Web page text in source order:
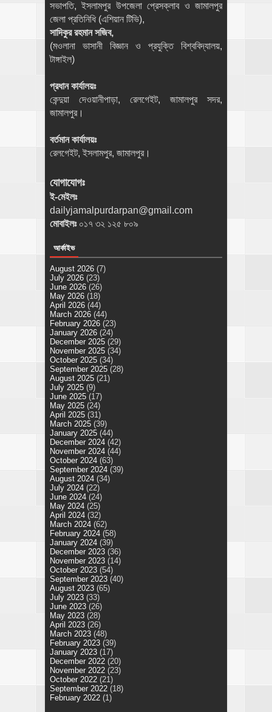
সভাপতি, ইসলামপুর উপজেলা প্রেসক্লাব ও জামালপুর
জেলা প্রতিনিধি (এশিয়ান টিভি),
সাদিকুর রহমান সজিব,
(মওলানা ভাসানী বিজ্ঞান ও প্রযুক্তি বিশ্ববিদ্যালয়,
টাঙ্গাইল)
প্রধান কার্যালয়ঃ
কেন্দুয়া দেওয়ানীপাড়া, রেলগেইট, জামালপুর সদর,
জামালপুর।
বর্তমান কার্যালয়ঃ
রেলগেইট, ইসলামপুর, জামালপুর।
যোগাযোগঃ
ই-মেইলঃ
dailyjamalpurdarpan@gmail.com
মোবাইলঃ ০১৭ ৩২ ১২৫ ৮০৯
আর্কাইভ
August 2026 (7)
July 2026 (23)
June 2026 (26)
May 2026 (18)
April 2026 (44)
March 2026 (44)
February 2026 (23)
January 2026 (24)
December 2025 (29)
November 2025 (34)
October 2025 (34)
September 2025 (28)
August 2025 (21)
July 2025 (9)
June 2025 (17)
May 2025 (24)
April 2025 (31)
March 2025 (39)
January 2025 (44)
December 2024 (42)
November 2024 (44)
October 2024 (63)
September 2024 (39)
August 2024 (34)
July 2024 (22)
June 2024 (24)
May 2024 (25)
April 2024 (32)
March 2024 (62)
February 2024 (58)
January 2024 (39)
December 2023 (36)
November 2023 (14)
October 2023 (54)
September 2023 (40)
August 2023 (65)
July 2023 (33)
June 2023 (26)
May 2023 (28)
April 2023 (26)
March 2023 (48)
February 2023 (39)
January 2023 (17)
December 2022 (20)
November 2022 (23)
October 2022 (21)
September 2022 (18)
February 2022 (1)